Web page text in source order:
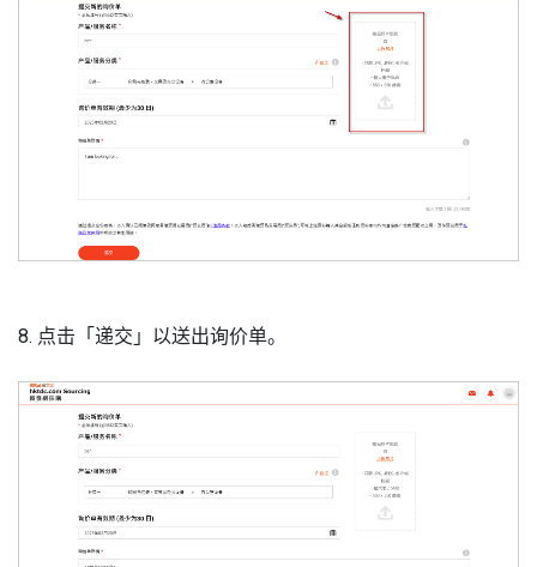
8. 点击「递交」以送出询价单。